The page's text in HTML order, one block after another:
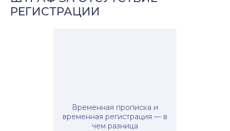
РЕГИСТРАЦИИ
Временная прописка и
временная регистрация — в
чем разница